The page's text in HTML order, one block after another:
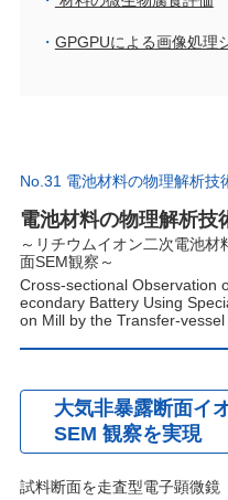
GPGPUによる画像処理
No.31 電池材料の物理解析技
電池材料の物理解析技
～リチウムイオン二次電池
面SEM観察～
Cross-sectional Observation
econdary Battery Using
on Mill by the Transfer-
大気非暴露断面イ
SEM 観察を実現
試料断面を走査型電子顕微鏡